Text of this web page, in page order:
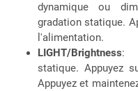
dynamique ou
gradation statique.
l'alimentation.
LIGHT/Brightness:
statique. Appuyez
Appuyez et